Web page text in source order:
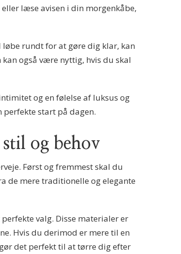
læse avisen i din morgenkåbe,
rundt for at gøre dig klar, kan
også være nyttig, hvis du skal
og en følelse af luksus og
start på dagen.
og behov
Først og fremmest skal du
de mere traditionelle og elegante
valg. Disse materialer er
Hvis du derimod er mere til en
det perfekt til at tørre dig efter